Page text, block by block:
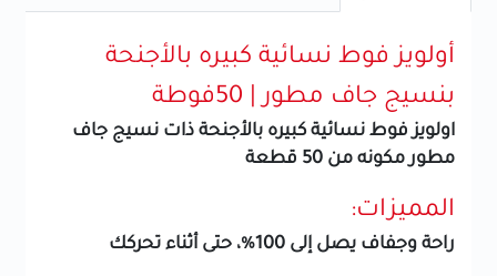
أولويز فوط نسائية كبيره بالأجنحة
بنسيج جاف مطور | 50فوطة
اولويز فوط نسائية كبيره بالأجنحة ذات نسيج جاف
مطور مكونه من 50 قطعة
المميزات:
راحة وجفاف يصل إلى 100%، حتى أثناء تحركك